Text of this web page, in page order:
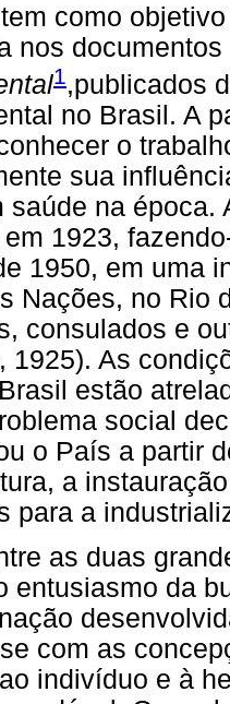
como
nos
1,publicados
no Brasil. A
o
sua
saúde na época.
1923,
1950, em uma
Nações, no Rio
consulados e
1925). As
estão
social
o País a partir
a
para a
as duas
entusiasmo da
com as
indivíduo e à